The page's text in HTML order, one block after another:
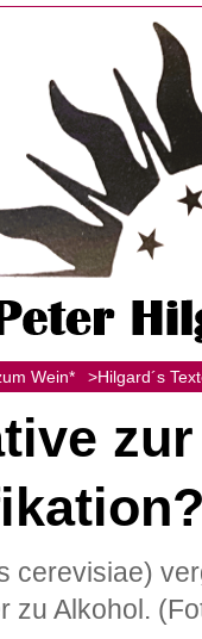
Wein* >Hilgard´s
cerevisiae)
zu Alkohol.